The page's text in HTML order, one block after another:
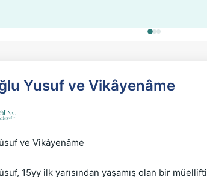
Yusuf ve Vikâyenâme
ve Vikâyenâme
15yy ilk yarısından yaşamış olan bir